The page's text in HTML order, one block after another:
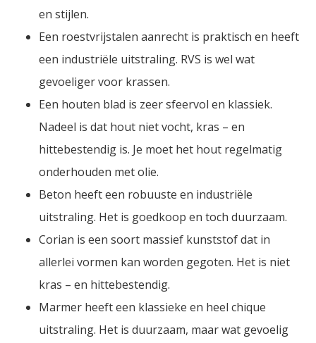
en stijlen.
Een roestvrijstalen aanrecht is praktisch en heeft
een industriële uitstraling. RVS is wel wat
gevoeliger voor krassen.
Een houten blad is zeer sfeervol en klassiek.
Nadeel is dat hout niet vocht, kras – en
hittebestendig is. Je moet het hout regelmatig
onderhouden met olie.
Beton heeft een robuuste en industriële
uitstraling. Het is goedkoop en toch duurzaam.
Corian is een soort massief kunststof dat in
allerlei vormen kan worden gegoten. Het is niet
kras – en hittebestendig.
Marmer heeft een klassieke en heel chique
uitstraling. Het is duurzaam, maar wat gevoelig